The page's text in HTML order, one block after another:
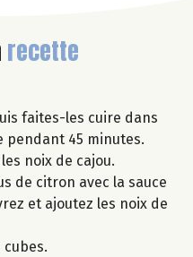
recette
faites-les cuire dans
pendant 45 minutes.
noix de cajou.
de citron avec la sauce
et ajoutez les noix de